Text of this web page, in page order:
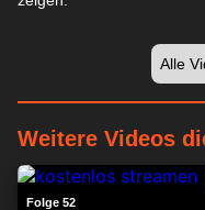
Alle
Weitere Videos
Folge 52